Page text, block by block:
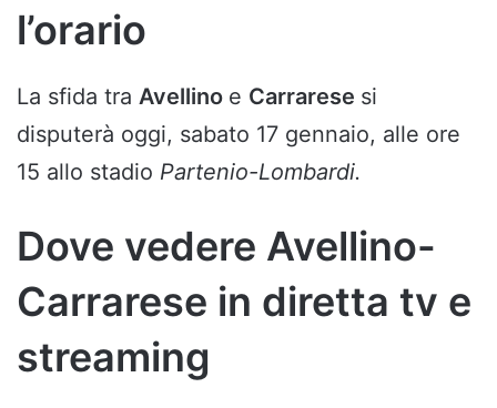
l’orario
La sfida tra Avellino e Carrarese si
disputerà oggi, sabato 17 gennaio, alle ore
15 allo stadio Partenio-Lombardi.
Dove vedere Avellino-
Carrarese in diretta tv e
streaming